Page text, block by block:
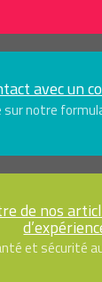
avec un
sur notre
de nos
et sécurité